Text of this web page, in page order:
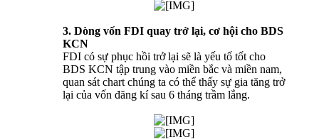
3. Dòng vốn FDI quay trở lại, cơ hội cho BDS
KCN
FDI có sự phục hồi trở lại sẽ là yếu tố tốt cho
BDS KCN tập trung vào miền bắc và miền nam,
quan sát chart chúng ta có thể thấy sự gia tăng trở
lại của vốn đăng kí sau 6 tháng trầm lắng.